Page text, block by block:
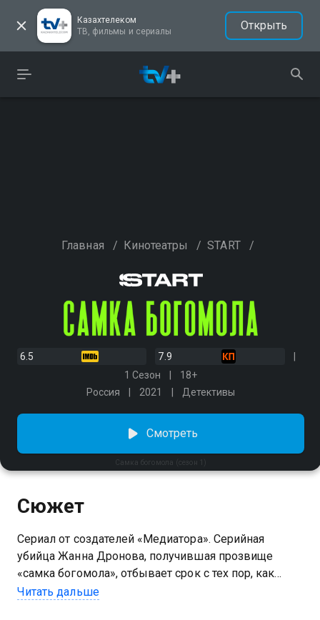
Казахтелеком
ТВ, фильмы и сериалы
Открыть
Главная / Кинотеатры / START /
6.5
7.9
1 Сезон
18+
Россия
2021 Детективы
Самка богомола (сезон 1)
Смотреть
Сюжет
Сериал от создателей «Медиатора». Серийная
убийца Жанна Дронова, получившая прозвище
«самка богомола», отбывает срок с тех пор, как
созналась в серии леденящих кровь убийств. 20 лет
Читать дальше